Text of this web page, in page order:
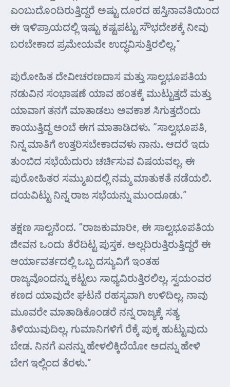
ಎಂಬುದೊಂದಿರುತ್ತಿದ್ದರೆ ಅಷ್ಟು ದೂರದ ಹಸ್ತಿನಾವತಿಯಿಂದ
ಈ ಇಳಿಪ್ರಾಯದಲ್ಲಿ ಇಷ್ಟು ಕಷ್ಟಪಟ್ಟು ಸೌಭದೇಶಕ್ಕೆ ನೀವು
ಬರಬೇಕಾದ ಪ್ರಮೇಯವೇ ಉದ್ಧವಿಸುತ್ತಿರಲಿಲ್ಲ.”
ಪುರೋಹಿತ ದೇವೀಚರಣದಾಸ ಮತ್ತು ಸಾಲ್ವಭೂಪತಿಯ
ನಡುವಿನ ಸಂಭಾಷಣೆ ಯಾವ ಹಂತಕ್ಕೆ ಮುಟ್ಟುತ್ತದೆ ಮತ್ತು
ಯಾವಾಗ ತನಗೆ ಮಾತಾಡಲು ಅವಕಾಶ ಸಿಗುತ್ತದೆಂದು
ಕಾಯುತ್ತಿದ್ದ ಅಂಬೆ ಈಗ ಮಾತಾಡಿದಳು. “ಸಾಲ್ವಭೂಪತಿ,
ನಿನ್ನ ಮಾತಿಗೆ ಉತ್ತರಿಸಬೇಕಾದವಳು ನಾನು. ಆದರೆ ಇದು
ತುಂಬಿದ ಸಭೆಯೆದುರು ಚರ್ಚಿಸುವ ವಿಷಯವಲ್ಲ. ಈ
ಪುರೋಹಿತರ ಸಮ್ಮುಖದಲ್ಲಿ ನಮ್ಮ ಮಾತುಕತೆ ನಡೆಯಲಿ.
ದಯವಿಟ್ಟು ನಿನ್ನ ರಾಜ ಸಭೆಯನ್ನು ಮುಂದೂಡು.”
ತಕ್ಷಣ ಸಾಲ್ವನೆಂದ. “ರಾಜಕುಮಾರೀ, ಈ ಸಾಲ್ವಭೂಪತಿಯ
ಜೀವನ ಒಂದು ತೆರೆದಿಟ್ಟ ಪುಸ್ತಕ. ಅಲ್ಲದಿರುತ್ತಿರುತ್ತಿದ್ದರೆ ಈ
ಆರ್ಯಾವರ್ತದಲ್ಲಿ ಒಬ್ಬ ದಸ್ಯುವಿಗೆ ಇಂತಹ
ರಾಜ್ಯವೊಂದನ್ನು ಕಟ್ಟಲು ಸಾಧ್ಯವಿರುತ್ತಿರಲಿಲ್ಲ. ಸ್ವಯಂವರ
ಕಣದ ಯಾವುದೇ ಘಟನೆ ರಹಸ್ಯವಾಗಿ ಉಳಿದಿಲ್ಲ. ನಾವು
ಮೂವರೇ ಮಾತಾಡಿಕೊಂಡರೆ ನನ್ನ ರಾಜ್ಯಕ್ಕೆ ಸತ್ಯ
ತಿಳಿಯುವುದಿಲ್ಲ. ಗುಮಾನಿಗಳಿಗೆ ರೆಕ್ಕೆ ಪುಕ್ಕ ಹುಟ್ಟುವುದು
ಬೇಡ. ನಿನಗೆ ಏನನ್ನು ಹೇಳಲಿಕ್ಕಿದೆಯೋ ಅದನ್ನು ಹೇಳಿ
ಬೇಗ ಇಲ್ಲಿಂದ ತೆರಳು.”